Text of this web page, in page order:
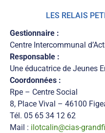
LES RELAIS
Gestionnaire :
Centre Intercommunal
Responsable :
Une éducatrice de Jeunes
Coordonnées :
Rpe – Centre Social
8, Place Vival – 46100
Tél. 05 65 34 12 62
Mail : ilotcalin@cias-